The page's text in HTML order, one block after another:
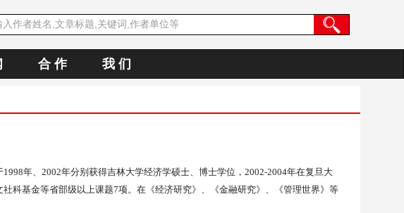
合 作 我 们
1998年、 2002年分别获得吉林大学经济学硕士、博士学位， 2002-2004年在复旦大
科基金等省部级以上课题7项。在《经济研究》、《金融研究》、《管理世界》等